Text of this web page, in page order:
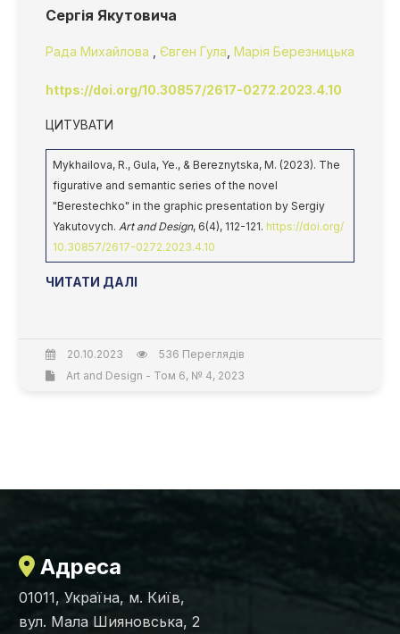
Сергія Якутовича
Рада Михайлова Євген Гула Марія Березницька
https://doi.org/10.30857/2617-0272.2023.4.10
ЦИТУВАТИ
Mykhailova, R., Gula, Ye., & Bereznytska, M. (2023). The
figurative and semantic series of the novel
"Berestechko" in the graphic presentation by Sergiy
Yakutovych. Art and Design, 6(4), 112-121. https://doi.org/
10.30857/2617-0272.2023.4.10
ЧИТАТИ ДАЛІ
20.10.2023
536 Переглядів
Art and Design - Том 6, № 4, 2023
Адреса
01011, Україна, м. Київ,
вул. Мала Шияновська, 2